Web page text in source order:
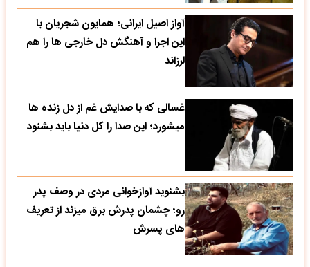
آواز اصیل ایرانی؛ همایون شجریان با
این اجرا و آهنگش دل خارجی ها را هم
لرزاند
غسالی که با صدایش غم از دل زنده ها
میشورد؛ این صدا را کل دنیا باید بشنود
بشنوید آوازخوانی مردی در وصف پدر
رو؛ چشمان پدرش برق میزند از تعریف
های پسرش